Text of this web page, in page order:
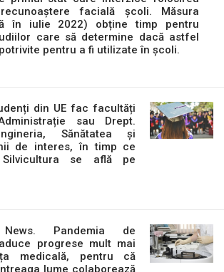
facială școli. Măsura
în iulie 2022) obține timp pentru
care să determine dacă astfel
pentru a fi utilizate în școli.
din UE fac facultăți
sau Drept.
Sănătatea și
de interes, în timp ce
se află pe
Pandemia de
progrese mult mai
medicală, pentru că
lume colaborează